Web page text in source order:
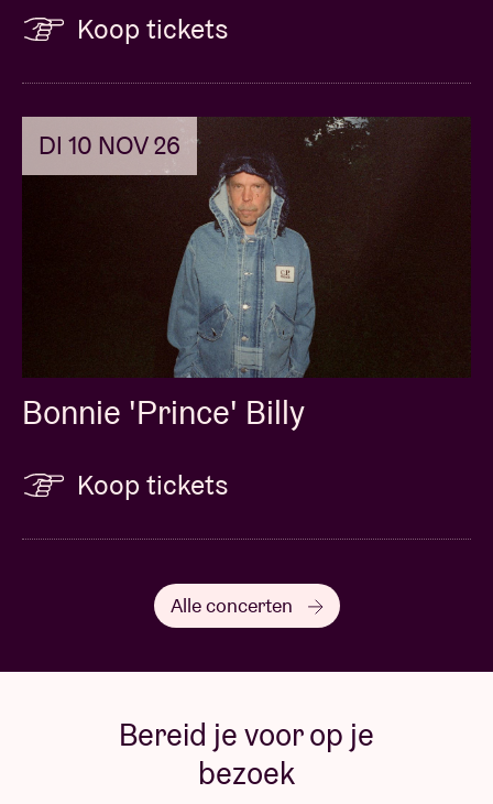
Koop tickets
DI 10 NOV 26
Bonnie 'Prince' Billy
Koop tickets
Alle concerten
Bereid je voor op je
bezoek